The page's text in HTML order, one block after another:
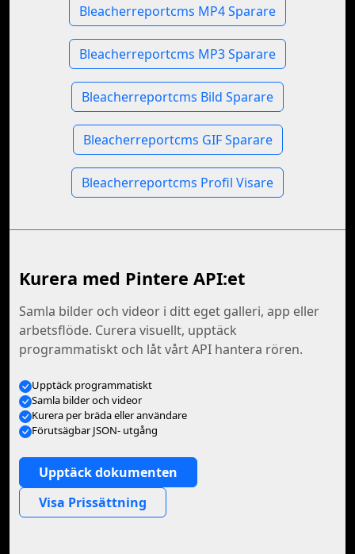
Bleacherreportcms MP4 Sparare
Bleacherreportcms MP3 Sparare
Bleacherreportcms Bild Sparare
Bleacherreportcms GIF Sparare
Bleacherreportcms Profil Visare
Kurera med Pintere API:et
Samla bilder och videor i ditt eget galleri, app eller
arbetsflöde. Curera visuellt, upptäck
programmatiskt och låt vårt API hantera rören.
Upptäck programmatiskt
Samla bilder och videor
Kurera per bräda eller användare
Förutsägbar JSON- utgång
Upptäck dokumenten
Visa Prissättning